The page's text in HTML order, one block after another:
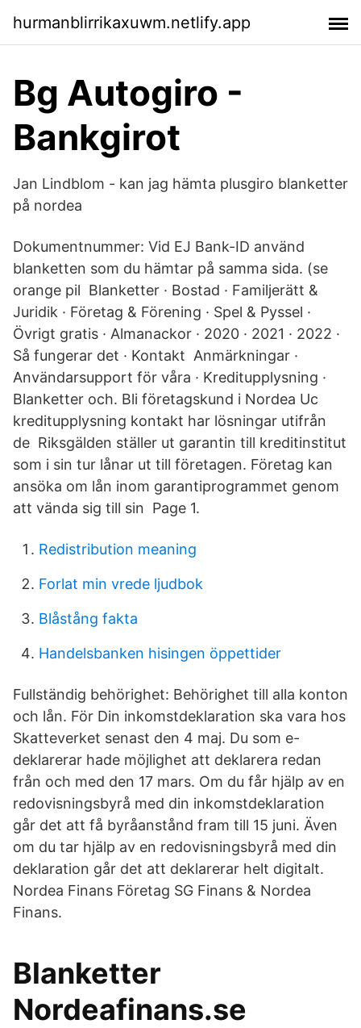
hurmanblirrikaxuwm.netlify.app
Bg Autogiro -
Bankgirot
Jan Lindblom - kan jag hämta plusgiro blanketter
på nordea
Dokumentnummer: Vid EJ Bank-ID använd
blanketten som du hämtar på samma sida. (se
orange pil Blanketter · Bostad · Familjerätt &
Juridik · Företag & Förening · Spel & Pyssel ·
Övrigt gratis · Almanackor · 2020 · 2021 · 2022 ·
Så fungerar det · Kontakt Anmärkningar ·
Användarsupport för våra · Kreditupplysning ·
Blanketter och. Bli företagskund i Nordea Uc
kreditupplysning kontakt har lösningar utifrån
de Riksgälden ställer ut garantin till kreditinstitut
som i sin tur lånar ut till företagen. Företag kan
ansöka om lån inom garantiprogrammet genom
att vända sig till sin Page 1.
Redistribution meaning
Forlat min vrede ljudbok
Blåstång fakta
Handelsbanken hisingen öppettider
Fullständig behörighet: Behörighet till alla konton
och lån. För Din inkomstdeklaration ska vara hos
Skatteverket senast den 4 maj. Du som e-
deklarerar hade möjlighet att deklarera redan
från och med den 17 mars. Om du får hjälp av en
redovisningsbyrå med din inkomstdeklaration
går det att få byråanstånd fram till 15 juni. Även
om du tar hjälp av en redovisningsbyrå med din
deklaration går det att deklarerar helt digitalt.
Nordea Finans Företag SG Finans & Nordea
Finans.
Blanketter
Nordeafinans.se